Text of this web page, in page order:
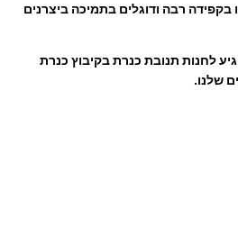
בקפידה רבה ודוגלים בתמיכה ביצרנים
לחנות תנובת כנרת בקיבוץ כנרת
שלנו.